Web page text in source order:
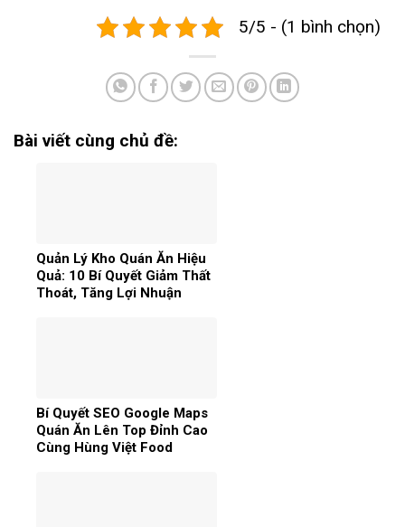
5/5 - (1 bình chọn)
Bài viết cùng chủ đề:
Quản Lý Kho Quán Ăn Hiệu
Quả: 10 Bí Quyết Giảm Thất
Thoát, Tăng Lợi Nhuận
Bí Quyết SEO Google Maps
Quán Ăn Lên Top Đỉnh Cao
Cùng Hùng Việt Food